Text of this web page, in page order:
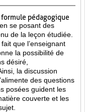
pédagogique
se posant des
de la leçon étudiée.
que l’enseignant
la possibilité de
désiré,
la discussion
des questions
posées guident les
couverte et les